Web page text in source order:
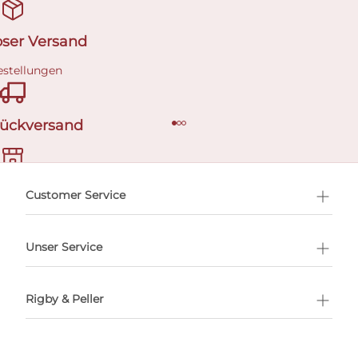
Versand
buchen
Customer Service
Unser Service
Rigby & Peller